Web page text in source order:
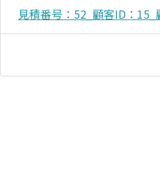
見積番号：52_顧客ID：